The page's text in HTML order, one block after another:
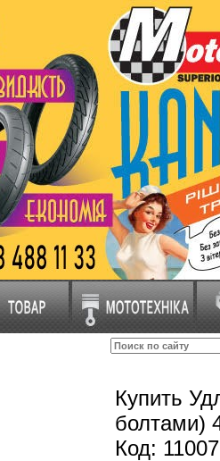
Купить
болтами)
Код: